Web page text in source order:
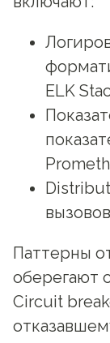
ELK
Паттерны
оберегают
Circuit